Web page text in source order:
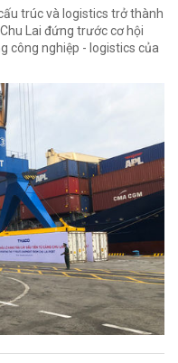
trúc và logistics trở thành
Lai đứng trước cơ hội
công nghiệp - logistics của